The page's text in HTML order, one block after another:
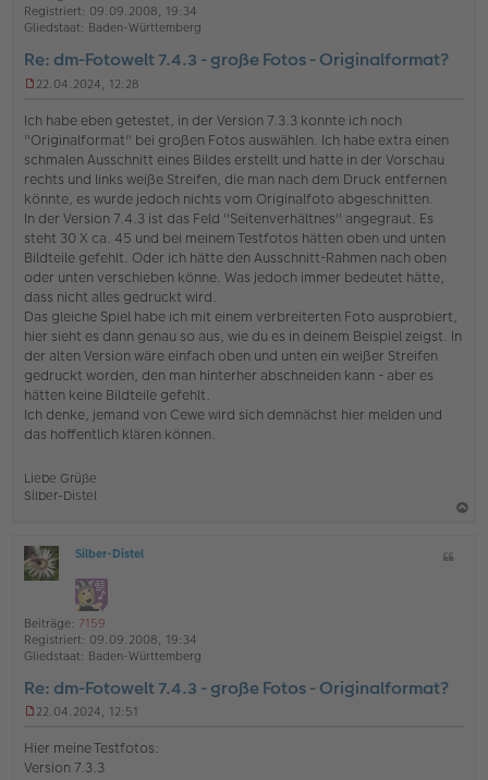
e
Registriert: 09.09.2008, 19:34
Gliedstaat: Baden-Württemberg
Re: dm-Fotowelt 7.4.3 - große Fotos - Originalformat?
n
g
e
l
e
s
n
e
r
B
e
t
r
a
g
22.04.2024, 12:28
Ich habe eben getestet, in der Version 7.3.3 konnte ich noch
"Originalformat" bei großen Fotos auswählen. Ich habe extra einen
schmalen Ausschnitt eines Bildes erstellt und hatte in der Vorschau
rechts und links weiße Streifen, die man nach dem Druck entfernen
könnte, es wurde jedoch nichts vom Originalfoto abgeschnitten.
In der Version 7.4.3 ist das Feld "Seitenverhältnes" angegraut. Es
steht 30 X ca. 45 und bei meinem Testfotos hätten oben und unten
Bildteile gefehlt. Oder ich hätte den Ausschnitt-Rahmen nach oben
oder unten verschieben könne. Was jedoch immer bedeutet hätte,
dass nicht alles gedruckt wird.
Das gleiche Spiel habe ich mit einem verbreiterten Foto ausprobiert,
hier sieht es dann genau so aus, wie du es in deinem Beispiel zeigst. In
der alten Version wäre einfach oben und unten ein weißer Streifen
gedruckt worden, den man hinterher abschneiden kann - aber es
hätten keine Bildteile gefehlt.
Ich denke, jemand von Cewe wird sich demnächst hier melden und
das hoffentlich klären können.
Liebe Grüße
Silber-Distel
ff
n
e
Silber-Distel
Beiträge: 7159
Registriert: 09.09.2008, 19:34
Gliedstaat: Baden-Württemberg
Re: dm-Fotowelt 7.4.3 - große Fotos - Originalformat?
g
e
22.04.2024, 12:51
Hier meine Testfotos:
Version 7.3.3